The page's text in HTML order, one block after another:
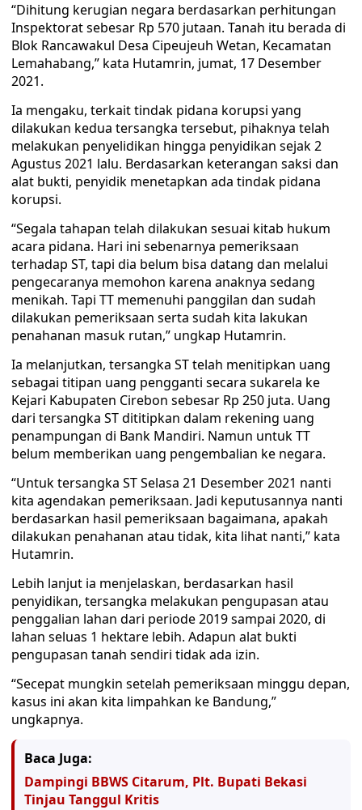
“Dihitung kerugian negara berdasarkan perhitungan
Inspektorat sebesar Rp 570 jutaan. Tanah itu berada di
Blok Rancawakul Desa Cipeujeuh Wetan, Kecamatan
Lemahabang,” kata Hutamrin, jumat, 17 Desember
2021.
Ia mengaku, terkait tindak pidana korupsi yang
dilakukan kedua tersangka tersebut, pihaknya telah
melakukan penyelidikan hingga penyidikan sejak 2
Agustus 2021 lalu. Berdasarkan keterangan saksi dan
alat bukti, penyidik menetapkan ada tindak pidana
korupsi.
“Segala tahapan telah dilakukan sesuai kitab hukum
acara pidana. Hari ini sebenarnya pemeriksaan
terhadap ST, tapi dia belum bisa datang dan melalui
pengecaranya memohon karena anaknya sedang
menikah. Tapi TT memenuhi panggilan dan sudah
dilakukan pemeriksaan serta sudah kita lakukan
penahanan masuk rutan,” ungkap Hutamrin.
Ia melanjutkan, tersangka ST telah menitipkan uang
sebagai titipan uang pengganti secara sukarela ke
Kejari Kabupaten Cirebon sebesar Rp 250 juta. Uang
dari tersangka ST dititipkan dalam rekening uang
penampungan di Bank Mandiri. Namun untuk TT
belum memberikan uang pengembalian ke negara.
“Untuk tersangka ST Selasa 21 Desember 2021 nanti
kita agendakan pemeriksaan. Jadi keputusannya nanti
berdasarkan hasil pemeriksaan bagaimana, apakah
dilakukan penahanan atau tidak, kita lihat nanti,” kata
Hutamrin.
Lebih lanjut ia menjelaskan, berdasarkan hasil
penyidikan, tersangka melakukan pengupasan atau
penggalian lahan dari periode 2019 sampai 2020, di
lahan seluas 1 hektare lebih. Adapun alat bukti
pengupasan tanah sendiri tidak ada izin.
“Secepat mungkin setelah pemeriksaan minggu depan,
kasus ini akan kita limpahkan ke Bandung,”
ungkapnya.
Baca Juga:
Dampingi BBWS Citarum, Plt. Bupati Bekasi
Tinjau Tanggul Kritis